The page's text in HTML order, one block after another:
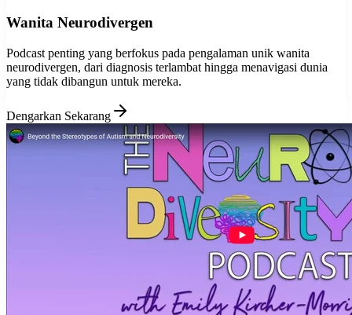
Wanita Neurodivergen
Podcast penting yang berfokus pada pengalaman unik wanita
neurodivergen, dari diagnosis terlambat hingga menavigasi dunia
yang tidak dibangun untuk mereka.
Dengarkan Sekarang